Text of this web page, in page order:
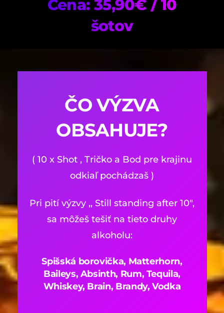
Cena: 35,90€ / 10
šotov
ČO VÝZVA
OBSAHUJE?
( 10 x Shot , Tričko a Bod pre krajinu
odkiaľ pochádzaš )
Pri pití výzvy ,, Still standing after 10″,
sa môžeš tešiť na tieto druhy
alkoholu:
Spišská borovička, Matterhorn,
Baileys, Absinth, Rum, Tequila,
Whiskey, Brain, Brandy, Vodka